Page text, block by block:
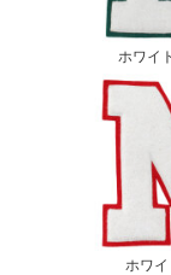
ホワイ
ホワ